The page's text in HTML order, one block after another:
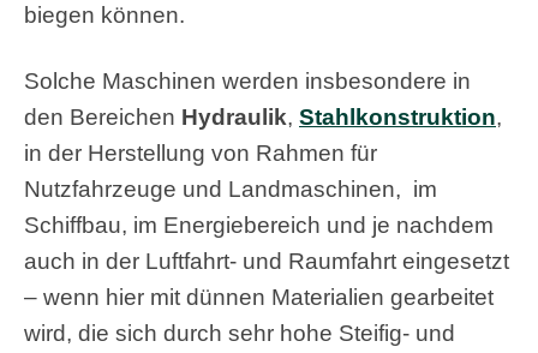
biegen können.
Solche Maschinen werden insbesondere in
den Bereichen Hydraulik, Stahlkonstruktion,
in der Herstellung von Rahmen für
Nutzfahrzeuge und Landmaschinen, im
Schiffbau, im Energiebereich und je nachdem
auch in der Luftfahrt- und Raumfahrt eingesetzt
– wenn hier mit dünnen Materialien gearbeitet
wird, die sich durch sehr hohe Steifig- und